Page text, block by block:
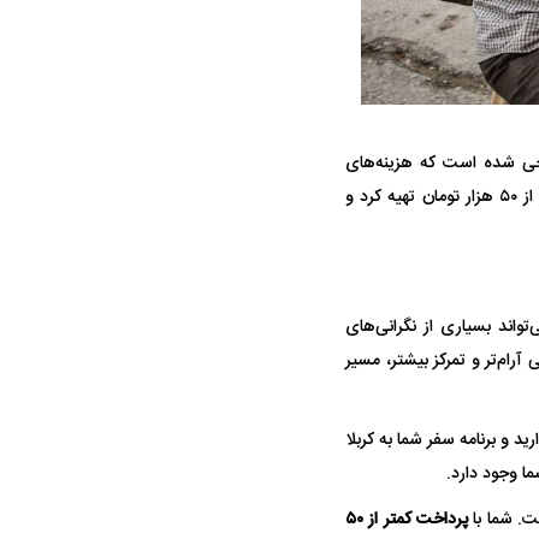
شده است که هزینه‌های
درمانی و بستری در بیمارستان، هزینه‌های دارویی و… را پوشش‌می‌دهد. این بیمه را می‌توان با کمتر از ۵۰ هزار تومان تهیه کرد و
بسیاری از نگرانی‌های
و تمرکز بیشتر، مسیر
و برنامه سفر شما به کربلا
وجود دارد.
شما با
پرداخت کمتر از ۵۰
جدید ایران چیست؟